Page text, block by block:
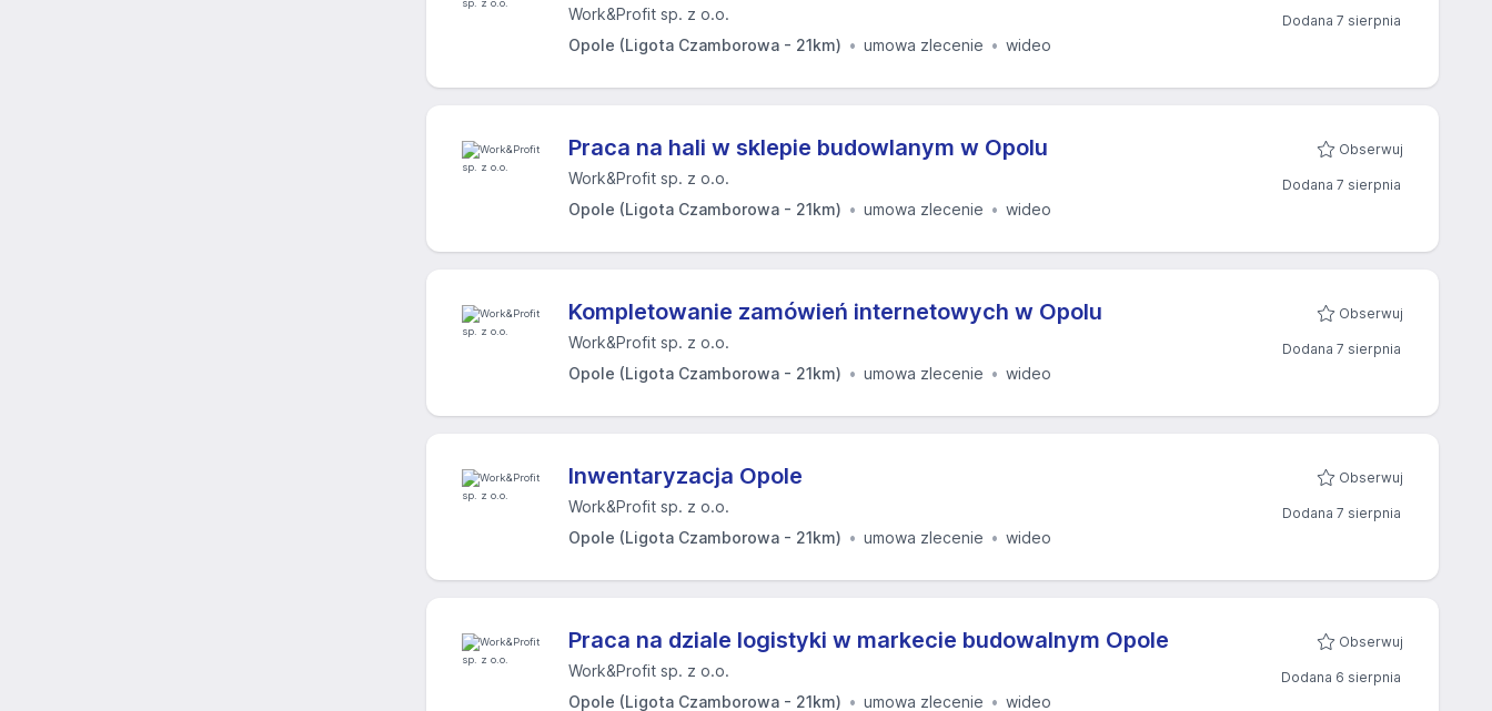
Work&Profit sp. z o.o.
Opole (Ligota Czamborowa - 21km)
umowa zlecenie wideo
Dodana 7 sierpnia
Praca na hali w sklepie budowlanym w Opolu
Work&Profit sp. z o.o.
Opole (Ligota Czamborowa - 21km)
umowa zlecenie wideo
Obserwuj
Dodana 7 sierpnia
Kompletowanie zamówień internetowych w Opolu
Work&Profit sp. z o.o.
Opole (Ligota Czamborowa - 21km)
umowa zlecenie wideo
Obserwuj
Dodana 7 sierpnia
Inwentaryzacja Opole
Work&Profit sp. z o.o.
Opole (Ligota Czamborowa - 21km)
umowa zlecenie wideo
Obserwuj
Dodana 7 sierpnia
Praca na dziale logistyki w markecie budowalnym Opole
Work&Profit sp. z o.o.
Opole (Ligota Czamborowa - 21km)
umowa zlecenie wideo
Obserwuj
Dodana 6 sierpnia